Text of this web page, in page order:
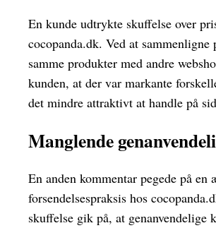
En kunde udtrykte skuffelse over
cocopanda.dk. Ved at sammenligne
samme produkter med andre
kunden, at der var markante
det mindre attraktivt at handle på
Manglende
En anden kommentar pegede på
forsendelsespraksis hos
skuffelse gik på, at genanvendelige